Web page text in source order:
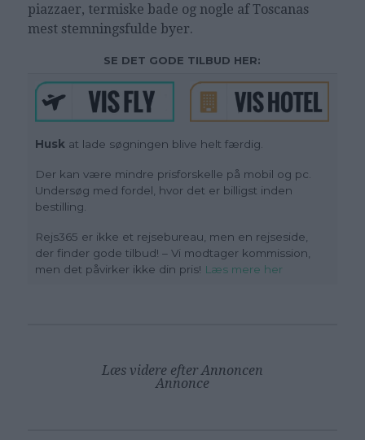
piazzaer, termiske bade og nogle af Toscanas
mest stemningsfulde byer.
SE DET GODE TILBUD HER:
Husk at lade søgningen blive helt færdig.
Der kan være mindre prisforskelle på mobil og pc.
Undersøg med fordel, hvor det er billigst inden
bestilling.
Rejs365 er ikke et rejsebureau, men en rejseside,
der finder gode tilbud! – Vi modtager kommission,
men det påvirker ikke din pris! Læs mere her
Læs videre efter Annoncen
Annonce